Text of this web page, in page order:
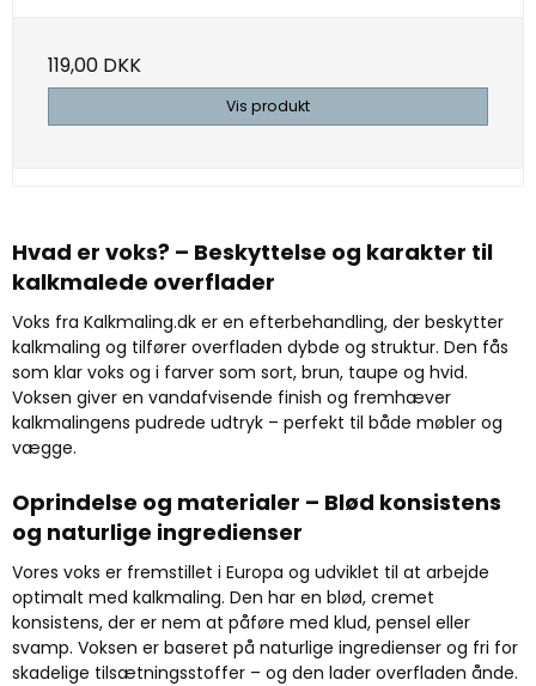
119,00 DKK
Vis produkt
Hvad er voks? – Beskyttelse og karakter til
kalkmalede overflader
Voks fra Kalkmaling.dk er en efterbehandling, der beskytter
kalkmaling og tilfører overfladen dybde og struktur. Den fås
som klar voks og i farver som sort, brun, taupe og hvid.
Voksen giver en vandafvisende finish og fremhæver
kalkmalingens pudrede udtryk – perfekt til både møbler og
vægge.
Oprindelse og materialer – Blød konsistens
og naturlige ingredienser
Vores voks er fremstillet i Europa og udviklet til at arbejde
optimalt med kalkmaling. Den har en blød, cremet
konsistens, der er nem at påføre med klud, pensel eller
svamp. Voksen er baseret på naturlige ingredienser og fri for
skadelige tilsætningsstoffer – og den lader overfladen ånde.